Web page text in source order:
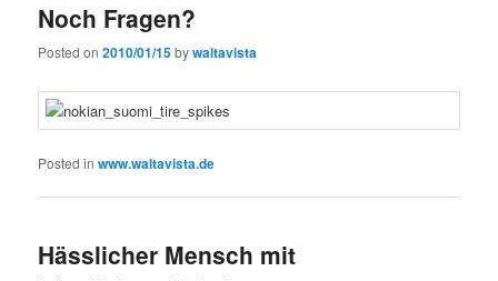
Noch Fragen?
Posted on2010/01/15bywaltavista
Posted in www.waltavista.de
Hässlicher Mensch mit